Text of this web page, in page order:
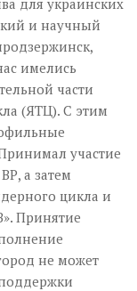
для украинских
и научный
имелись
части
(ЯТЦ). С этим
участие
а затем
цикла и
Принятие
не может